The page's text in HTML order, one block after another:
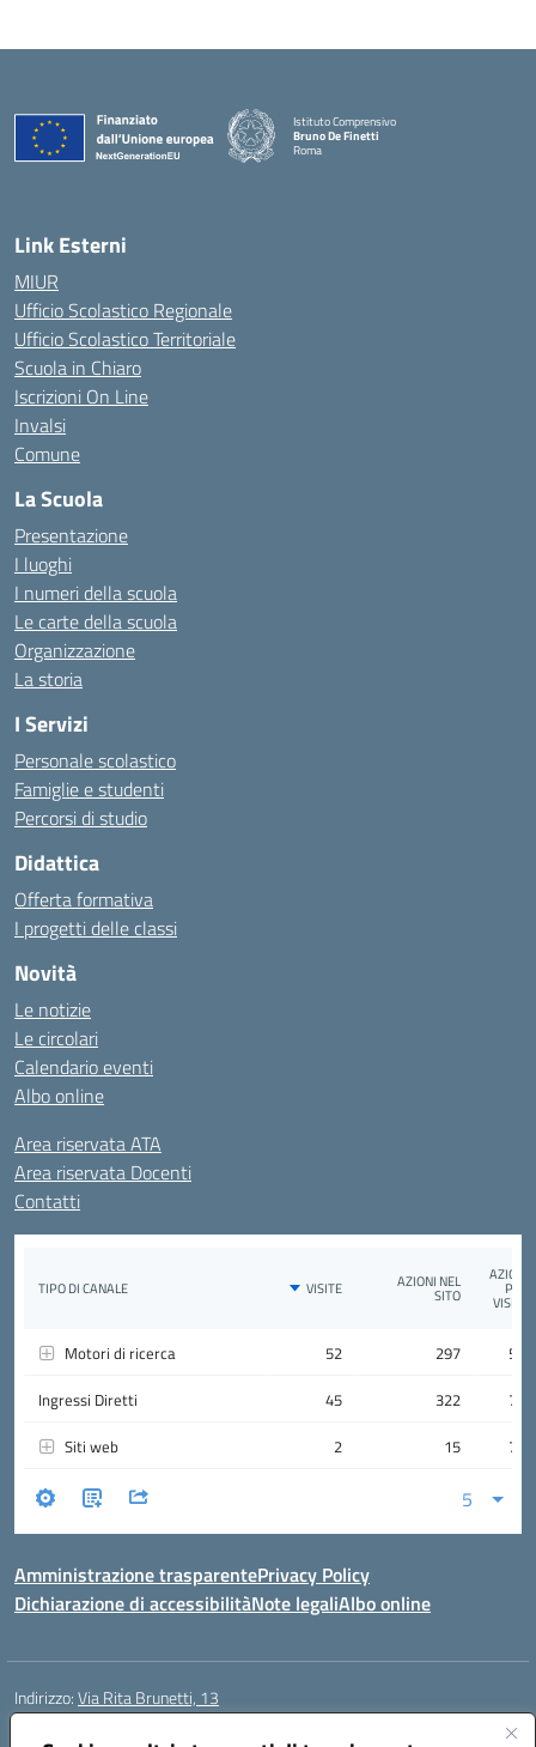
Istituto Comprensivo
Bruno De Finetti
Roma
Link Esterni
MIUR
Ufficio Scolastico Regionale
Ufficio Scolastico Territoriale
Scuola in Chiaro
Iscrizioni On Line
Invalsi
Comune
La Scuola
Presentazione
I luoghi
I numeri della scuola
Le carte della scuola
Organizzazione
La storia
I Servizi
Personale scolastico
Famiglie e studenti
Percorsi di studio
Didattica
Offerta formativa
I progetti delle classi
Novità
Le notizie
Le circolari
Calendario eventi
Albo online
Area riservata ATA
Area riservata Docenti
Contatti
Amministrazione trasparentePrivacy Policy
Dichiarazione di accessibilitàNote legaliAlbo online
Indirizzo:Via Rita Brunetti, 13
Centralino: